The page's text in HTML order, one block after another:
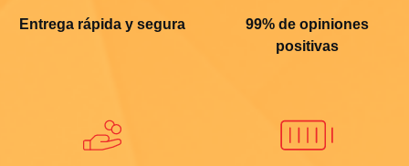
Entrega rápida y segura
99% de opiniones
positivas